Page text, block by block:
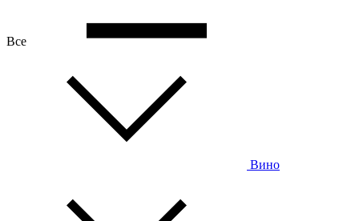
Все
Вино